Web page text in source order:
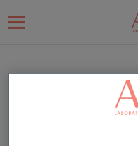
Užsiregistruokite ir